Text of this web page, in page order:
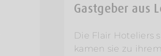
Gastgeber aus
Die Flair Hoteliers
kamen sie zu